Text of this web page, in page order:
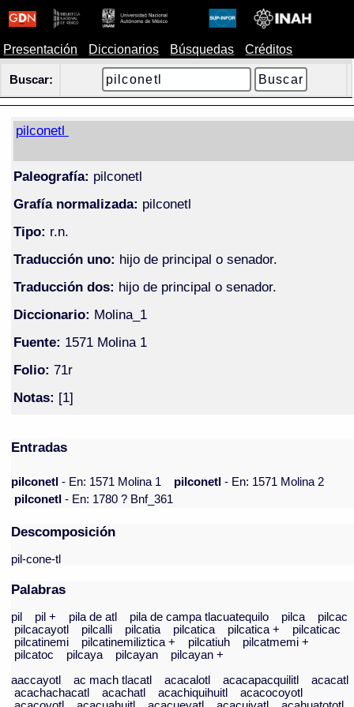
Presentación Diccionarios Búsquedas Créditos
Buscar:
pilconetl
Paleografía: pilconetl
Grafía normalizada: pilconetl
Tipo: r.n.
Traducción uno: hijo de principal o senador.
Traducción dos: hijo de principal o senador.
Diccionario: Molina_1
Fuente: 1571 Molina 1
Folio: 71r
Notas: [1]
Entradas
pilconetl- En: 1571 Molina 1 pilconetl- En: 1571 Molina 2
pilconetl- En: 1780 ? Bnf_361
Descomposición
pil-cone-tl
Palabras
pil pil + pila de atl pila de campa tlacuatequilo pilca
pilcac
pilcacayotl
pilcalli pilcatia pilcatica pilcatica +
pilcaticac
pilcatinemi
pilcatinemiliztica + pilcatiuh
pilcatmemi +
pilcatoc
pilcaya pilcayan
pilcayan +
aaccayotl
ac mach tlacatl acacalotl acacapacquilitl
acacatl
acachachacatl
acachatl acachiquihuitl
acacocoyotl